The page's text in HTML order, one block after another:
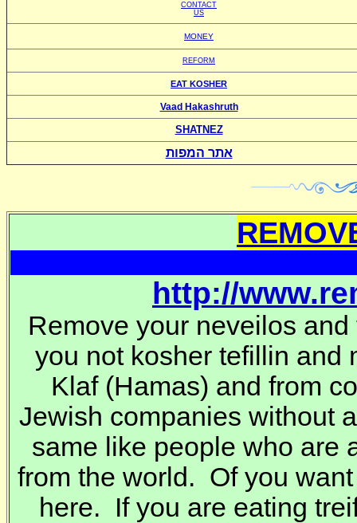
CONTACT
US
MONEY
REFORM
EAT KOSHER
Vaad Hakashruth
SHATNEZ
אתר המפות
http://
Remove your neveilos
you not kosher tefillin and
Klaf (Hamas) and from
Jewish companies without
same like people who are
from the world. Of you
here. If you are eating